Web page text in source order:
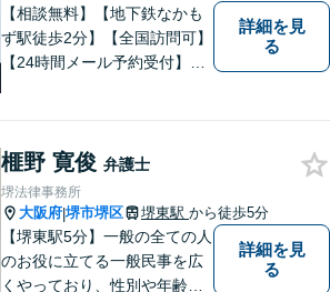
【相談無料】【地下鉄なかも
ず駅徒歩2分】【全国訪問可】
【24時間メール予約受付】
ます。
詳細を見
る
榧野 寛俊 弁護士
堺法律事務所
大阪府|堺市堺区 堺東駅 から徒歩5分
【堺東駅5分】一般の全ての人
のお役に立てる一般民事を広
くやっており、性別や年齢を
詳細を見
る